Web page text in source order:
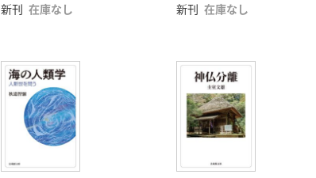
新刊 在庫なし
新刊 在庫なし